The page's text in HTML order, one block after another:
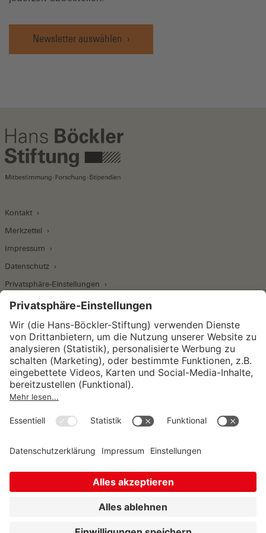
Newsletter auswählen
Kontakt
Merkzettel
Impressum
Datenschutz
Privatsphäre-Einstellungen
Wirtschafts- und Sozialwissenschaftliches Institut
Institut für Makroökonomie und
Konjunkturforschung
Unternehmensführung
Sozialrecht